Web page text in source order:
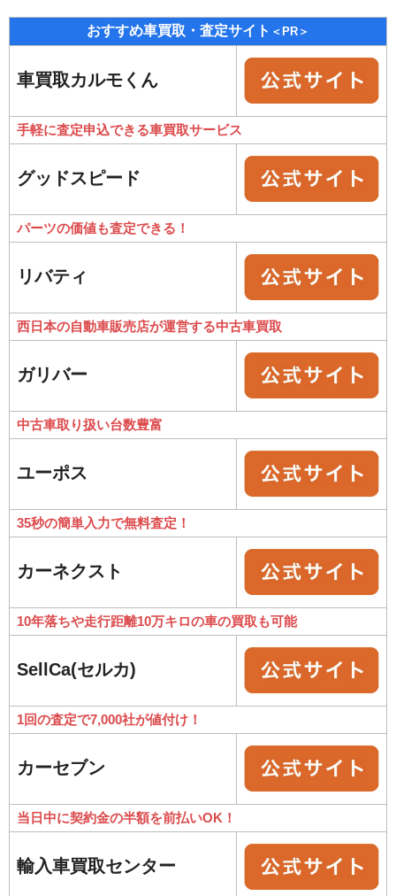
おすすめ車買取・査定サイト ＜PR＞
車買取カルモくん
手軽に査定申込できる車買取サービス
グッドスピード
パーツの価値も査定できる！
リバティ
西日本の自動車販売店が運営する中古車買取
ガリバー
中古車取り扱い台数豊富
ユーポス
35秒の簡単入力で無料査定！
カーネクスト
10年落ちや走行距離10万キロの車の買取も可能
SellCa(セルカ)
1回の査定で7,000社が値付け！
カーセブン
当日中に契約金の半額を前払いOK！
輸入車買取センター